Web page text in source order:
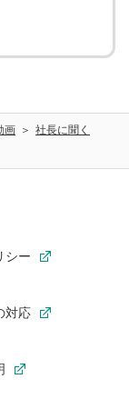
画
社長に聞く
シー
対応